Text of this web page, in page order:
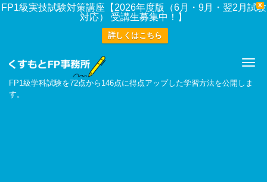
X
FP1級実技試験対策講座【2026年度版（6月・9月・翌2月試験
対応） 受講生募集中！】
詳しくはこちら
FP1級学科試験を72点から146点に得点アップした学習方法を公開しま
す。